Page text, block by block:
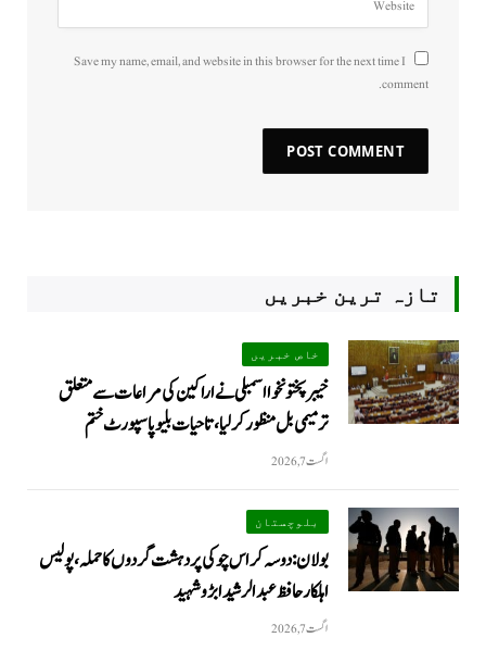
Save my name, email, and website in this browser for the next time I
comment.
تازہ ترین خبریں
خاص خبریں
خیبرپختونخوا اسمبلی نے اراکین کی مراعات سے متعلق
ترمیمی بل منظور کر لیا، تاحیات بلیو پاسپورٹ ختم
اگست 7, 2026
بلوچستان
بولان: دوسہ کراس چوکی پر دہشت گردوں کا حملہ، پولیس
اہلکار حافظ عبدالرشید ابڑو شہید
اگست 7, 2026